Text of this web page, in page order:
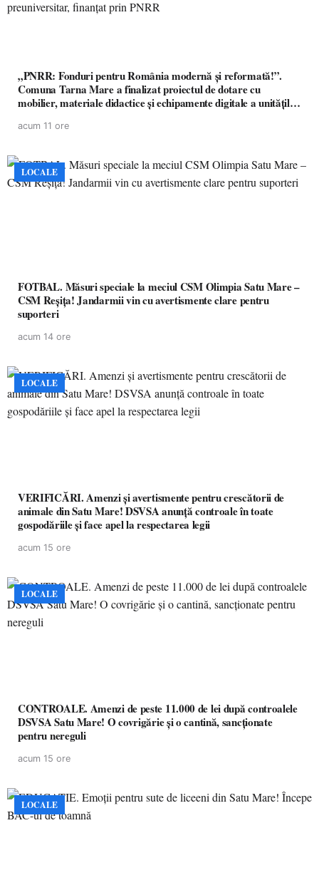
„PNRR: Fonduri pentru România modernă și reformată!”.
Comuna Tarna Mare a finalizat proiectul de dotare cu
mobilier, materiale didactice și echipamente digitale a unităților
acum 11 ore
LOCALE
FOTBAL. Măsuri speciale la meciul CSM Olimpia Satu Mare –
CSM Reșița! Jandarmii vin cu avertismente clare pentru
suporteri
acum 14 ore
LOCALE
VERIFICĂRI. Amenzi și avertismente pentru crescătorii de
animale din Satu Mare! DSVSA anunță controale în toate
gospodăriile și face apel la respectarea legii
acum 15 ore
LOCALE
CONTROALE. Amenzi de peste 11.000 de lei după controalele
DSVSA Satu Mare! O covrigărie și o cantină, sancționate
pentru nereguli
acum 15 ore
LOCALE